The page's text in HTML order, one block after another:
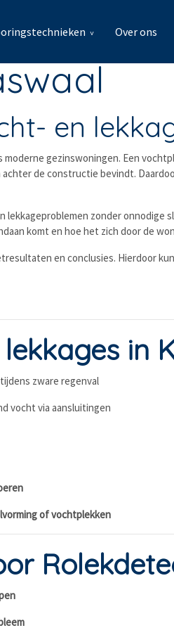
Over ons
en
moderne gezinswoningen. Een
de constructie bevindt.
zonder onnodige
komt en hoe het zich door de
en conclusies. Hierdoor
in
zware regenval
vocht via aansluitingen
of vochtplekken